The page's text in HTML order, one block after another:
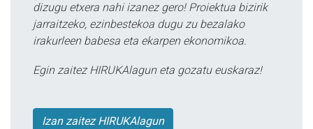
dizugu etxera nahi izanez gero! Proiektua bizirik
jarraitzeko, ezinbestekoa dugu zu bezalako
irakurleen babesa eta ekarpen ekonomikoa.
Egin zaitez HIRUKAlagun eta gozatu euskaraz!
Izan zaitez HIRUKAlagun